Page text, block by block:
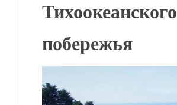
Тихоокеанского
побережья